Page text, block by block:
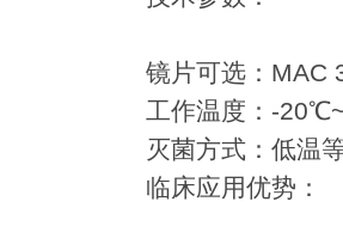
镜片可选：MAC
工作温度：-
灭菌方式：低温
临床应用优势：